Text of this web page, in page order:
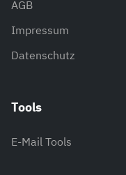
AGB
Impressum
Datenschutz
Tools
E-Mail Tools